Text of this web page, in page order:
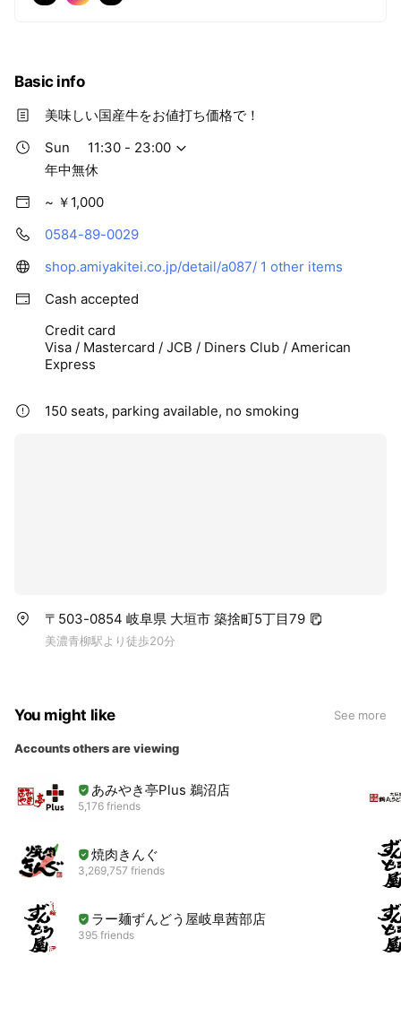
コストの削減と新鮮で安いを実現しました！
Basic info
美味しい国産牛をお値打ち価格で！
Sun
11:30 - 23:00
年中無休
~ ￥1,000
0584-89-0029
shop.amiyakitei.co.jp/detail/a087/ 1 other items
Cash accepted
Credit card
Visa / Mastercard / JCB / Diners Club / American
Express
150 seats, parking available, no smoking
〒503-0854 岐阜県 大垣市 築捨町5丁目79
美濃青柳駅より徒歩20分
You might like See more
Accounts others are viewing
あみやき亭Plus 鵜沼店
5,176 friends
焼肉きんぐ
3,269,757 friends
ラー麺ずんどう屋岐阜茜部店
395 friends